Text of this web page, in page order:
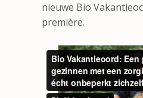
nieuwe Bio
première.